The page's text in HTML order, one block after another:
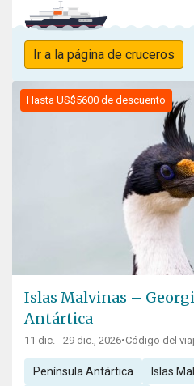
Ir a la página de cruceros
Hasta US$5600 de descuento
Islas Malvinas –
Antártica
11 dic. - 29 dic., 2026•Código del
Península Antártica Islas